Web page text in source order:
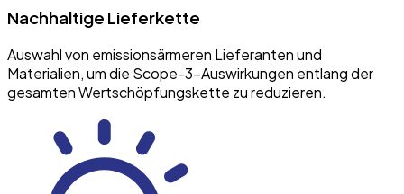
Nachhaltige Lieferkette
Auswahl von emissionsärmeren Lieferanten und
Materialien, um die Scope-3-Auswirkungen entlang der
gesamten Wertschöpfungskette zu reduzieren.